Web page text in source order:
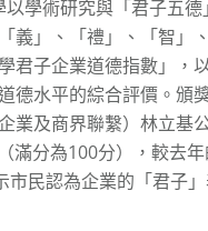
學術研究與「君子五德
義」、「禮」、「智」
君子企業道德指數」，
德水平的綜合評價。頒
業及商界聯繫）林立基
滿分為100分），較去
市民認為企業的「君子